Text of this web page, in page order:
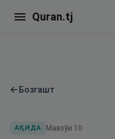
Quran.tj
←Бозгашт
АҚИДА Мавзӯи 10